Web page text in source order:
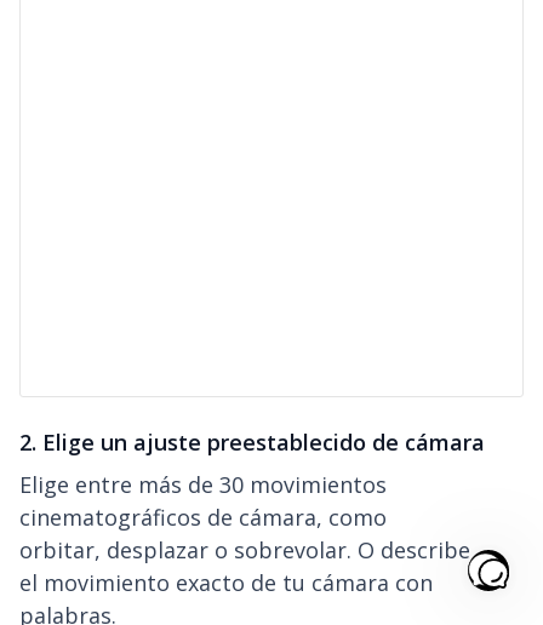
2. Elige un ajuste preestablecido de cámara
Elige entre más de 30 movimientos
cinematográficos de cámara, como
orbitar, desplazar o sobrevolar. O describe
el movimiento exacto de tu cámara con
palabras.